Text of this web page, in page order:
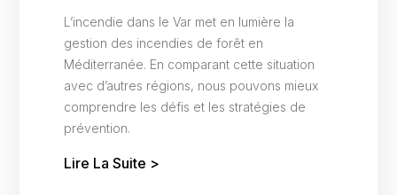
L’incendie dans le Var met en lumière la
gestion des incendies de forêt en
Méditerranée. En comparant cette situation
avec d’autres régions, nous pouvons mieux
comprendre les défis et les stratégies de
prévention.
Lire La Suite >